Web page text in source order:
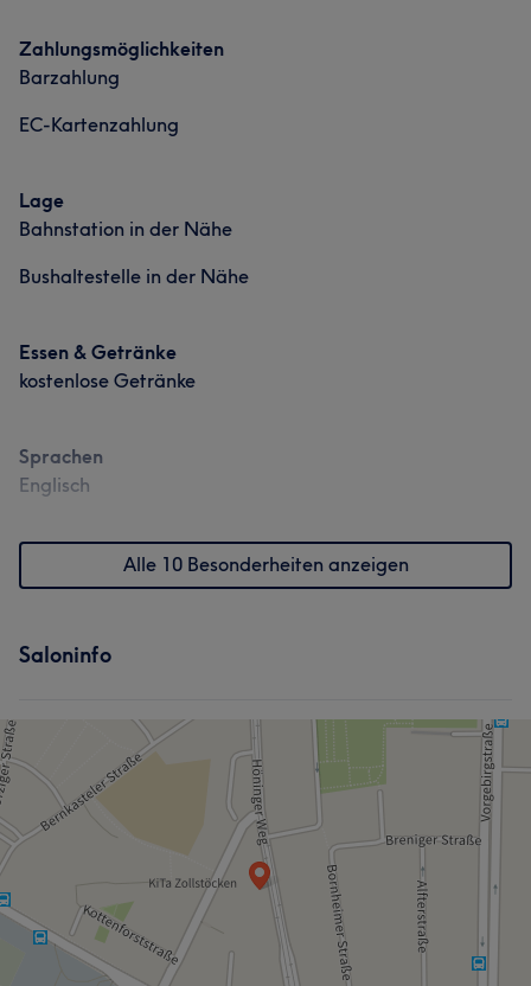
Zahlungsmöglichkeiten
Barzahlung
EC-Kartenzahlung
Lage
Bahnstation in der Nähe
Bushaltestelle in der Nähe
Essen & Getränke
kostenlose Getränke
Sprachen
Englisch
Alle 10 Besonderheiten anzeigen
Saloninfo